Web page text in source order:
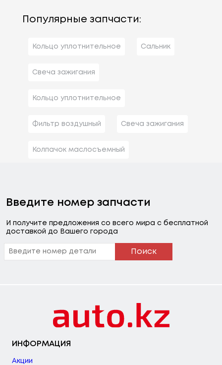
Популярные запчасти:
Кольцо уплотнительное Сальник
Свеча зажигания
Кольцо уплотнительное
Фильтр воздушный Свеча зажигания
Колпачок маслосъемный
Введите номер запчасти
И получите предложения со всего мира с бесплатной
доставкой до Вашего города
Поиск
ИНФОРМАЦИЯ
Акции